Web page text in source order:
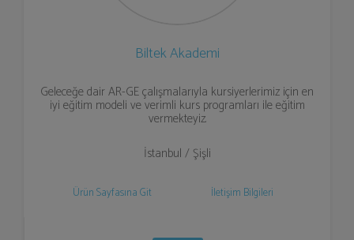
Biltek Akademi
Geleceğe dair AR-GE çalışmalarıyla kursiyerlerimiz için en
iyi eğitim modeli ve verimli kurs programları ile eğitim
vermekteyiz.
İstanbul / Şişli
Ürün Sayfasına Git İletişim Bilgileri